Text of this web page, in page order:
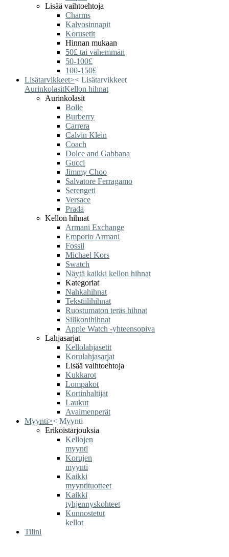
Lisää vaihtoehtoja
Charms
Kalvosinnapit
Korusetit
Hinnan mukaan
50£ tai vähemmän
50-100£
100-150£
Lisätarvikkeet>< Lisätarvikkeet
AurinkolasitKellon hihnat
Aurinkolasit
Bolle
Burberry
Carrera
Calvin Klein
Coach
Dolce and Gabbana
Gucci
Jimmy Choo
Salvatore Ferragamo
Serengeti
Versace
Prada
Kellon hihnat
Armani Exchange
Emporio Armani
Fossil
Michael Kors
Swatch
Näytä kaikki kellon hihnat
Kategoriat
Nahkahihnat
Tekstiilihihnat
Ruostumaton teräs hihnat
Silikonihihnat
Apple Watch -yhteensopiva
Lahjasarjat
Kellolahjasetit
Korulahjasarjat
Lisää vaihtoehtoja
Kukkarot
Lompakot
Kortinhaltijat
Laukut
Avaimenperät
Myynti>< Myynti
Erikoistarjouksia
Kellojen
myynti
Korujen
myynti
Kaikki
myyntituotteet
Kaikki
tyhjennyskohteet
Kunnostetut
kellot
Tilini